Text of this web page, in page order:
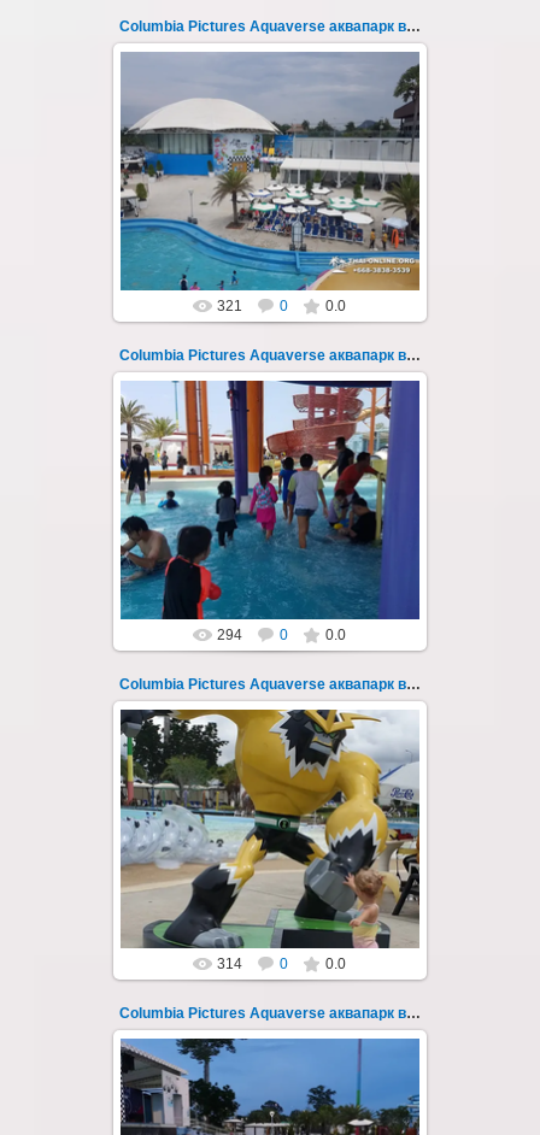
Columbia Pictures Aquaverse аквапарк в Паттайе 240
23.10.2022
Columbia Pictures Aquaverse - новый
тематический аквапарк в Паттайе.
Открыт в октябре 2022 после
модернизации и смены...
Thai-Online
321 0 0.0
Columbia Pictures Aquaverse аквапарк в Паттайе 241
23.10.2022
Columbia Pictures Aquaverse - новый
тематический аквапарк в Паттайе.
Открыт в октябре 2022 после
модернизации и смены...
Thai-Online
294 0 0.0
Columbia Pictures Aquaverse аквапарк в Паттайе 242
23.10.2022
Columbia Pictures Aquaverse - новый
тематический аквапарк в Паттайе.
Открыт в октябре 2022 после
модернизации и смены...
Thai-Online
314 0 0.0
Columbia Pictures Aquaverse аквапарк в Паттайе 243
23.10.2022